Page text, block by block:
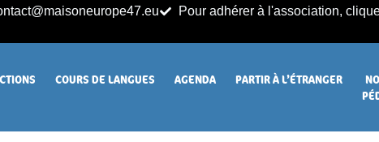
Pour adhérer à l'association,
COURS DE LANGUES AGENDA PARTIR À L’ÉTRANGER